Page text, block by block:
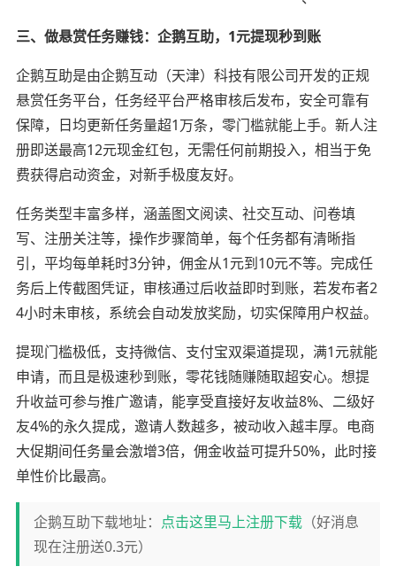
三、做悬赏任务赚钱：企鹅互助，1元提现秒到账
企鹅互助是由企鹅互动（天津）科技有限公司开发的正规
悬赏任务平台，任务经平台严格审核后发布，安全可靠有
保障，日均更新任务量超1万条，零门槛就能上手。新人注
册即送最高12元现金红包，无需任何前期投入，相当于免
费获得启动资金，对新手极度友好。
任务类型丰富多样，涵盖图文阅读、社交互动、问卷填
写、注册关注等，操作步骤简单，每个任务都有清晰指
引，平均每单耗时3分钟，佣金从1元到10元不等。完成任
务后上传截图凭证，审核通过后收益即时到账，若发布者2
4小时未审核，系统会自动发放奖励，切实保障用户权益。
提现门槛极低，支持微信、支付宝双渠道提现，满1元就能
申请，而且是极速秒到账，零花钱随赚随取超安心。想提
升收益可参与推广邀请，能享受直接好友收益8%、二级好
友4%的永久提成，邀请人数越多，被动收入越丰厚。电商
大促期间任务量会激增3倍，佣金收益可提升50%，此时接
单性价比最高。
企鹅互助下载地址： 点击这里马上注册下载（好消息
现在注册送0.3元）